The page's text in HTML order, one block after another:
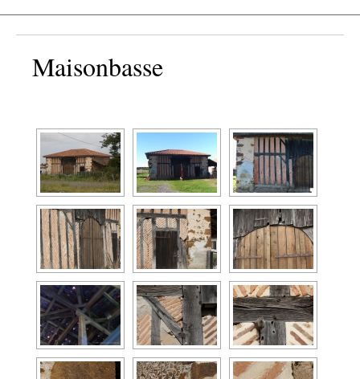
Maisonbasse